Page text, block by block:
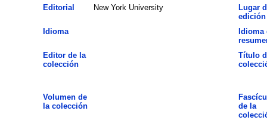
Editorial
New York University
Lugar
edición
Idioma
Idioma
Editor de la
colección
Título
Volumen de
la colección
de la